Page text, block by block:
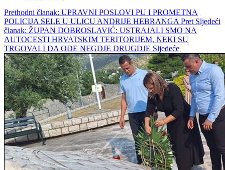
Prethodni članak: UPRAVNI POSLOVI PU I PROMETNA
POLICIJA SELE U ULICU ANDRIJE HEBRANGA Pret Sljedeći
članak: ŽUPAN DOBROSLAVIĆ: USTRAJALI SMO NA
AUTOCESTI HRVATSKIM TERITORIJEM, NEKI SU
TRGOVALI DA ODE NEGDJE DRUGDJE Sljedeće